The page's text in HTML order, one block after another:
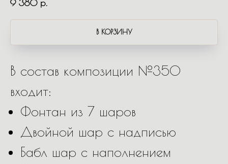
9 380 р.
В КОРЗИНУ
В состав композиции №350
входит:
Фонтан из 7 шаров
Двойной шар с надписью
Бабл шар с наполнением